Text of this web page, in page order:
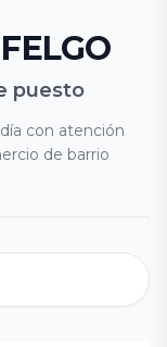
puesto
con atención
de barrio